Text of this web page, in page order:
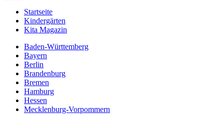
Startseite
Kindergärten
Kita Magazin
Baden-Württemberg
Bayern
Berlin
Brandenburg
Bremen
Hamburg
Hessen
Mecklenburg-Vorpommern